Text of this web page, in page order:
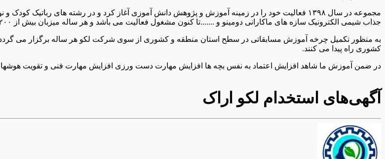
مجموعه در سال ۱۳۹۸ فعالیت خود را در زمینه آموزش و پژوهش دانش آموزی آغاز کرد و در رشته های
جذاب شیمی الکترونیک سازه های ماکارانی دومینو و .......تا کنون مشغول فعالیت می باشد و هر ساله میزبان بیش از ۲۰۰ دانش پژوه علاقمند به رشته ها هست.
به منظور تکمیل چرخه آموزش مسابقاتی در سطح استان منطقه و کشوری از سوی شرکت لکو هر ساله برگزار می
کشوری راه پیدا می کنند.
در ضمن آموزش ما شاهد افزایش اعتماد به نفس بچه ها افزایش مهارت دست ورزی افزایش مهارت فنی و تقویت
آگهی‌های استخدام لکو اراک